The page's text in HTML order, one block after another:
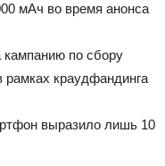
мАч во время анонса
кампанию по сбору
рамках краудфандинга
выразило лишь 10